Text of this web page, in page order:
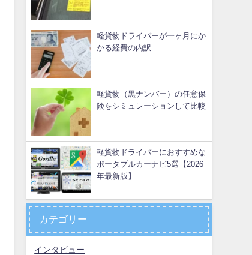
軽貨物ドライバーが一ヶ月にか
かる経費の内訳
軽貨物（黒ナンバー）の任意保
険をシミュレーションして比較
軽貨物ドライバーにおすすめな
ポータブルカーナビ5選【2026
年最新版】
カテゴリー
インタビュー